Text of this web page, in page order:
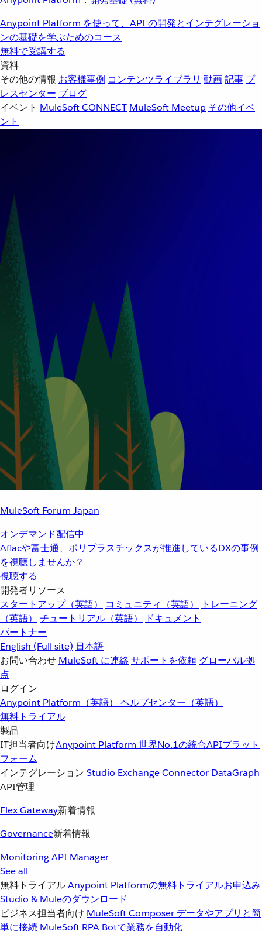
Anypoint Platform を使って、API の開発とインテグレーショ
ンの基礎を学ぶためのコース
無料で受講する
資料
その他の情報 お客様事例 コンテンツライブラリ 動画記事 プ
レスセンター ブログ
イベント MuleSoft CONNECT MuleSoft Meetup その他イベ
ント
MuleSoft Forum Japan
オンデマンド配信中
Aflacや富士通、ポリプラスチックスが推進しているDXの事例
を視聴しませんか？
視聴する
開発者リソース
スタートアップ（英語）
コミュニティ（英語）
トレーニング
（英語）
チュートリアル（英語）
ドキュメント
パートナー
English (Full site) 日本語
お問い合わせ MuleSoft に連絡サポートを依頼 グローバル拠
点
ログイン
Anypoint Platform（英語） ヘルプセンター（英語）
無料トライアル
製品
IT担当者向けAnypoint Platform 世界No.1の統合APIプラット
フォーム
インテグレーション Studio ExchangeConnector DataGraph
API管理
Flex Gateway新着情報
Governance新着情報
MonitoringAPI Manager
See all
無料トライアルAnypoint Platformの無料トライアルお申込み
Studio & Muleのダウンロード
ビジネス担当者向け MuleSoft Composer データやアプリと簡
単に接続 MuleSoft RPA Botで業務を自動化